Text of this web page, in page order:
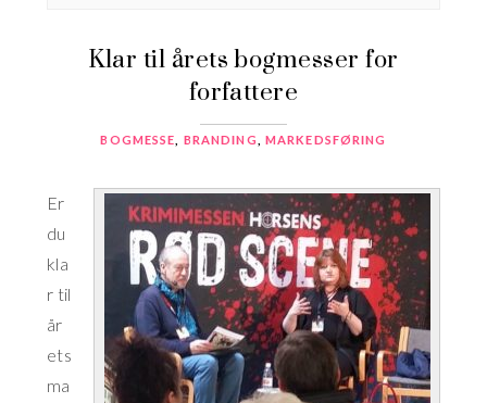
Klar til årets bogmesser for
forfattere
BOGMESSE BRANDING MARKEDSFØRING
Er
du
kla
r til
år
ets
ma